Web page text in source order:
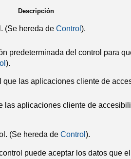
Descripción
(Se hereda de Control ).
predeterminada del control para
).
las aplicaciones cliente de
las aplicaciones cliente de
(Se hereda de Control ).
puede aceptar los datos que